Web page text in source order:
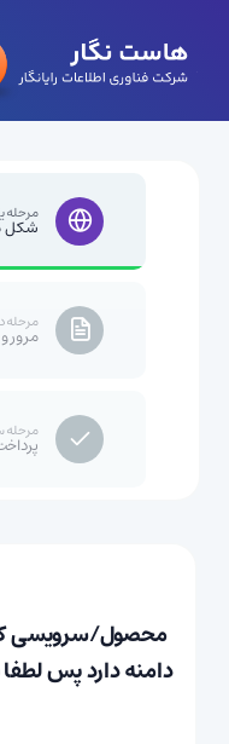
مرحله
شکل
مرحله
مرور
مرحله
محصول/سرویسی که
دامنه دارد پس لطفا